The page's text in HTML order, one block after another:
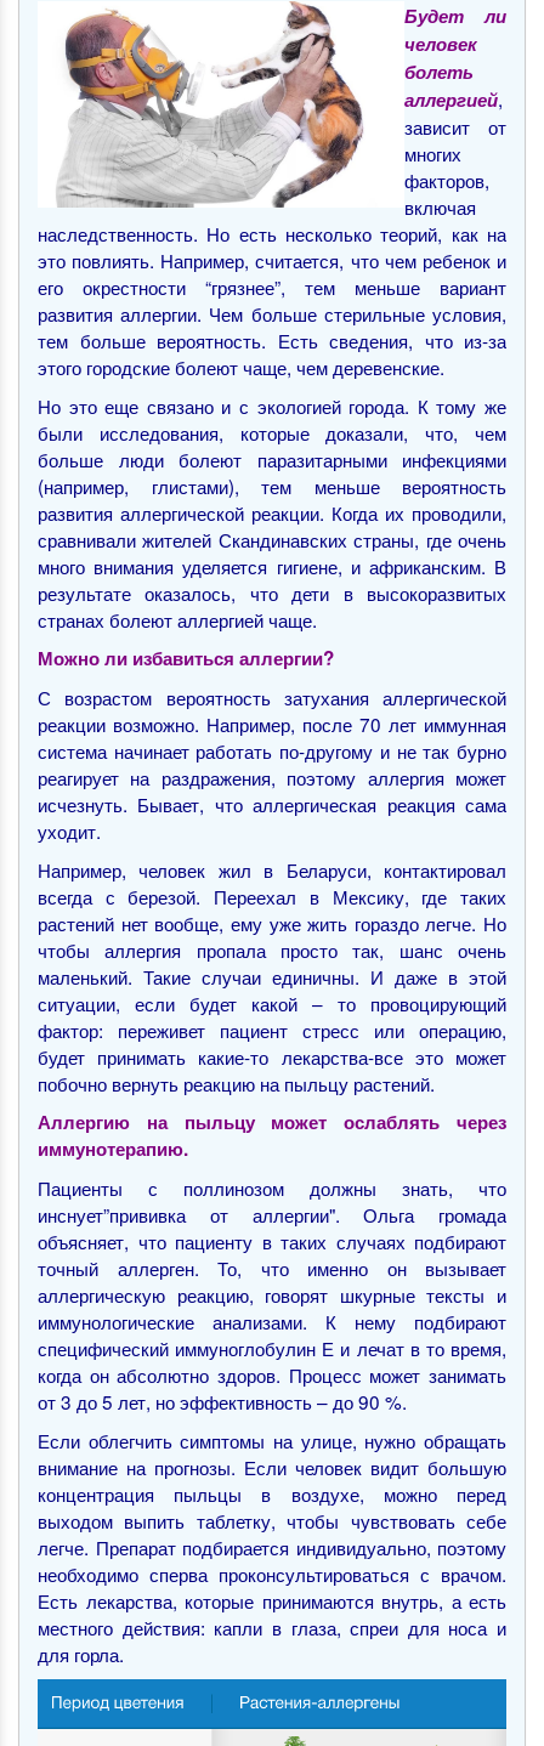
Будет ли
человек
болеть
аллергией,
зависит от
многих
факторов,
включая
наследственность. Но есть несколько теорий, как на
это повлиять. Например, считается, что чем ребенок и
его окрестности “грязнее”, тем меньше вариант
развития аллергии. Чем больше стерильные условия,
тем больше вероятность. Есть сведения, что из-за
этого городские болеют чаще, чем деревенские.
Но это еще связано и с экологией города. К тому же
были исследования, которые доказали, что, чем
больше люди болеют паразитарными инфекциями
(например, глистами), тем меньше вероятность
развития аллергической реакции. Когда их проводили,
сравнивали жителей Скандинавских страны, где очень
много внимания уделяется гигиене, и африканским. В
результате оказалось, что дети в высокоразвитых
странах болеют аллергией чаще.
Можно ли избавиться аллергии?
С возрастом вероятность затухания аллергической
реакции возможно. Например, после 70 лет иммунная
система начинает работать по-другому и не так бурно
реагирует на раздражения, поэтому аллергия может
исчезнуть. Бывает, что аллергическая реакция сама
уходит.
Например, человек жил в Беларуси, контактировал
всегда с березой. Переехал в Мексику, где таких
растений нет вообще, ему уже жить гораздо легче. Но
чтобы аллергия пропала просто так, шанс очень
маленький. Такие случаи единичны. И даже в этой
ситуации, если будет какой – то провоцирующий
фактор: переживет пациент стресс или операцию,
будет принимать какие-то лекарства-все это может
побочно вернуть реакцию на пыльцу растений.
Аллергию на пыльцу может ослаблять через
иммунотерапию.
Пациенты с поллинозом должны знать, что
инснует”прививка от аллергии". Ольга громада
объясняет, что пациенту в таких случаях подбирают
точный аллерген. То, что именно он вызывает
аллергическую реакцию, говорят шкурные тексты и
иммунологические анализами. К нему подбирают
специфический иммуноглобулин Е и лечат в то время,
когда он абсолютно здоров. Процесс может занимать
от 3 до 5 лет, но эффективность – до 90 %.
Если облегчить симптомы на улице, нужно обращать
внимание на прогнозы. Если человек видит большую
концентрация пыльцы в воздухе, можно перед
выходом выпить таблетку, чтобы чувствовать себе
легче. Препарат подбирается индивидуально, поэтому
необходимо сперва проконсультироваться с врачом.
Есть лекарства, которые принимаются внутрь, а есть
местного действия: капли в глаза, спреи для носа и
для горла.